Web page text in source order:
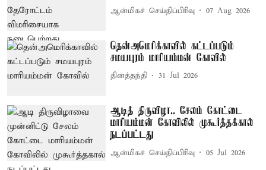
ஆன்மிகச் செய்திப்பிரிவு 07 Aug 2026
தென்அமெரிக்காவில் கட்டப்படும்
சமயபுரம் மாரியம்மன் கோவில்
தினத்தந்தி 31 Jul 2026
ஆடித் திருவிழா.. சேலம் கோட்டை
மாரியம்மன் கோவிலில் முகூர்த்தக்கால்
நடப்பட்டது
ஆன்மிகச் செய்திப்பிரிவு 05 Jul 2026